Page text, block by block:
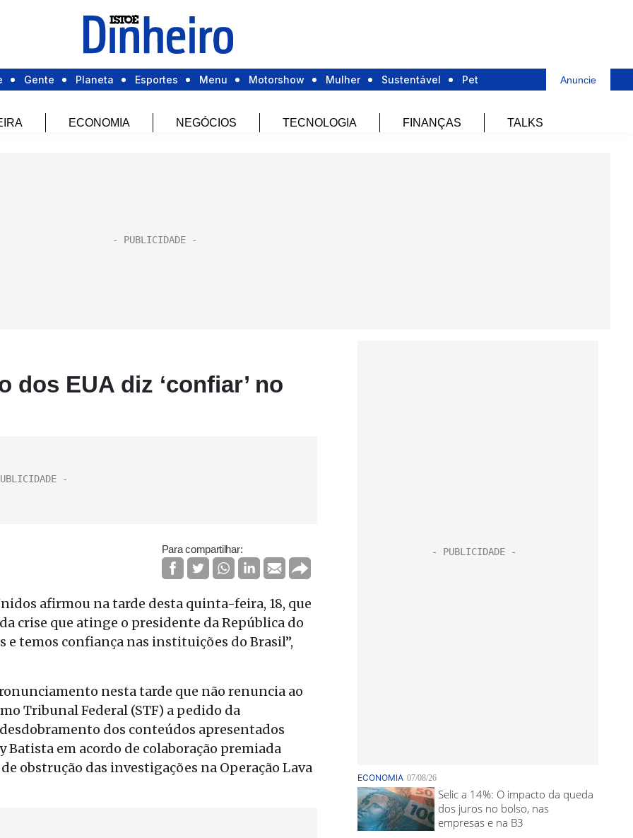
Gente Planeta Esportes Menu Motorshow Mulher Sustentável Pet Anuncie
ECONOMIA NEGÓCIOS TECNOLOGIA FINANÇAS TALKS
dos EUA diz ‘confiar’ no
Para compartilhar:
afirmou na tarde desta quinta-feira, 18, que
crise que atinge o presidente da República do
e temos confiança nas instituições do Brasil”,
nesta tarde que não renuncia ao
Tribunal Federal (STF) a pedido da
dos conteúdos apresentados
Batista em acordo de colaboração premiada
obstrução das investigações na Operação Lava